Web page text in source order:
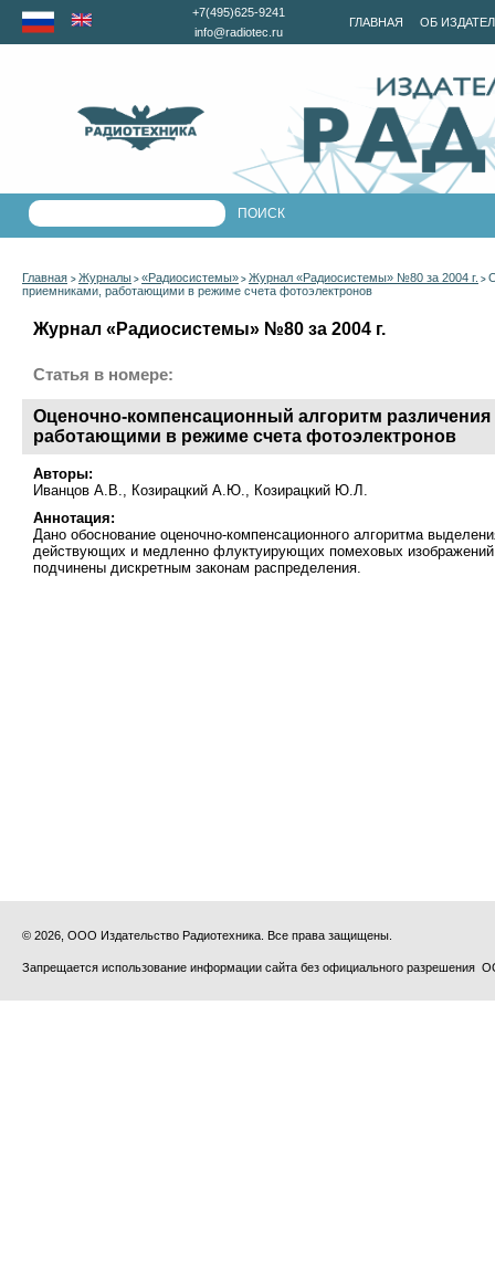
ГЛАВНАЯ ОБ
+7(495)625-9241
info@radiotec.ru
Главная > Журналы > «Радиосистемы» > Журнал «Радиосистемы» №80 за 2004 г. >
приемниками, работающими в режиме счета фотоэлектронов
Журнал «Радиосистемы» №80 за 2004 г.
Статья в номере:
Оценочно-компенсационный алгоритм
работающими в режиме счета фотоэлектронов
Авторы:
Иванцов А.В., Козирацкий А.Ю., Козирацкий Ю.Л.
Аннотация:
Дано обоснование оценочно-компенсационного алгоритма
действующих и медленно флуктуирующих помеховых изображений
подчинены дискретным законам распределения.
© 2026, ООО Издательство Радиотехника. Все права защищены.
Запрещается использование информации сайта без официального разрешения